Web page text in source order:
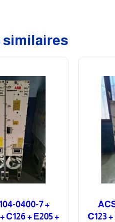
similaires
0400-7 +
C126 + E205 +
C123